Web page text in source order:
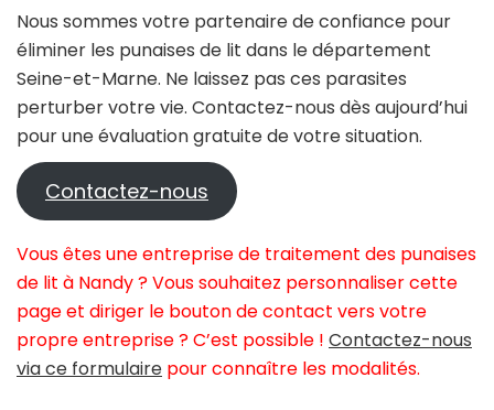
Nous sommes votre partenaire de confiance pour
éliminer les punaises de lit dans le département
Seine-et-Marne. Ne laissez pas ces parasites
perturber votre vie. Contactez-nous dès aujourd’hui
pour une évaluation gratuite de votre situation.
Contactez-nous
Vous êtes une entreprise de traitement des punaises
de lit à Nandy ? Vous souhaitez personnaliser cette
page et diriger le bouton de contact vers votre
propre entreprise ? C’est possible ! Contactez-nous
via ce formulaire pour connaître les modalités.